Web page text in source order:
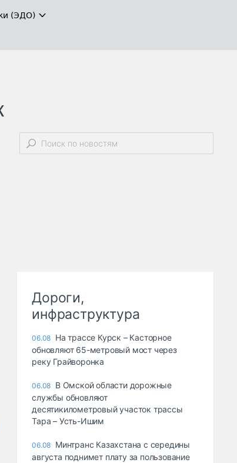
(ЭДО)
Дороги,
инфраструктура
06.08 На трассе Курск – Касторное
обновляют 65-метровый мост через
реку Грайворонка
06.08 В Омской области дорожные
службы обновляют
десятикилометровый участок трассы
Тара – Усть-Ишим
06.08 Минтранс Казахстана с середины
августа поднимет плату за пользование